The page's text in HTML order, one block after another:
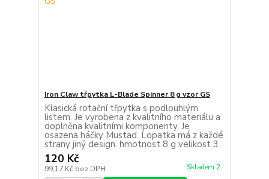
Iron Claw třpytka L-Blade Spinner 8 g vzor GS
Klasická rotační třpytka s podlouhlým
listem. Je vyrobena z kvalitního materiálu a
doplněna kvalitními komponenty. Je
osazena háčky Mustad. Lopatka má z každé
strany jiný design. hmotnost 8 g velikost 3
120 Kč
99,17 Kč bez DPH Skladem 2